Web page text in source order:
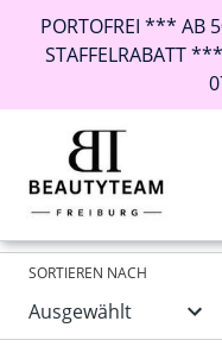
Direkt
Inhalt
PORTOFREI *** AB
STAFFELRABATT
Startseite › Pickelgel
SORTIEREN NACH